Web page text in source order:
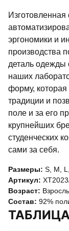
эргономики и
производства
деталь одежды
наших
форму,
традиции и
поле и за его
крупнейших
студенческих
сами за себя.
Размеры: S M L
Артикул:
Возраст:
Состав: 92%